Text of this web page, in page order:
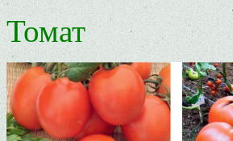
Томат